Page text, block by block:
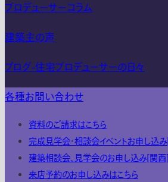
プロデューサーコラム
建築主の声
ブログ-住宅プロデューサーの日々
各種お問い合わせ
資料のご請求はこちら
完成見学会・相談会イベントお申し込
建築相談会、見学会のお申し込み[関西]
来店予約のお申し込みはこちら